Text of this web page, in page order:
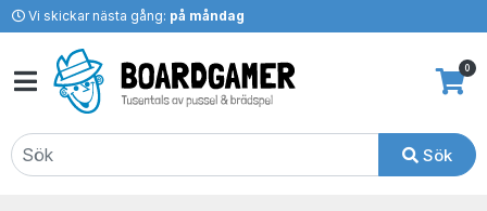
Vi skickar nästa gång: på måndag
Sök
0